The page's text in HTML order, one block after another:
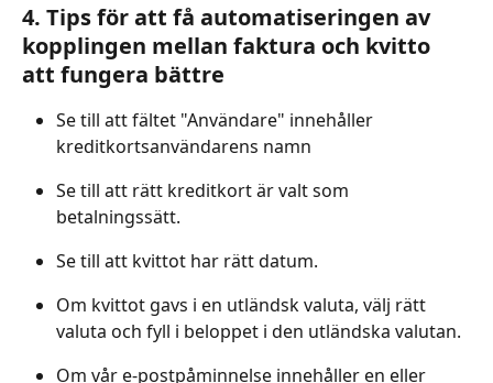
4. Tips för att få automatiseringen av
kopplingen mellan faktura och kvitto
att fungera bättre
Se till att fältet "Användare" innehåller
kreditkortsanvändarens namn
Se till att rätt kreditkort är valt som
betalningssätt.
Se till att kvittot har rätt datum.
Om kvittot gavs i en utländsk valuta, välj rätt
valuta och fyll i beloppet i den utländska valutan.
Om vår e-postpåminnelse innehåller en eller